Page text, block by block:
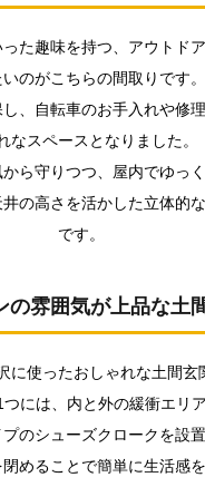
た趣味を持つ、アウトド
のがこちらの間取りです。
、自転車のお手入れや修
なスペースとなりました。
ら守りつつ、屋内でゆっ
の高さを活かした立体的
です。
の雰囲気が上品な土
に使ったおしゃれな土間玄
には、内と外の緩衝エリ
のシューズクロークを設置
めることで簡単に生活感